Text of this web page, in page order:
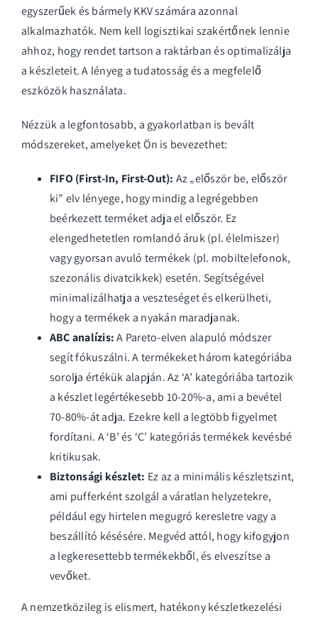
egyszerűek és bármely KKV számára azonnal
alkalmazhatók. Nem kell logisztikai szakértőnek lennie
ahhoz, hogy rendet tartson a raktárban és optimalizálja
a készleteit. A lényeg a tudatosság és a megfelelő
eszközök használata.
Nézzük a legfontosabb, a gyakorlatban is bevált
módszereket, amelyeket Ön is bevezethet:
FIFO (First-In, First-Out): Az „először be, először
ki” elv lényege, hogy mindig a legrégebben
beérkezett terméket adja el először. Ez
elengedhetetlen romlandó áruk (pl. élelmiszer)
vagy gyorsan avuló termékek (pl. mobiltelefonok,
szezonális divatcikkek) esetén. Segítségével
minimalizálhatja a veszteséget és elkerülheti,
hogy a termékek a nyakán maradjanak.
ABC analízis:A Pareto-elven alapuló módszer
segít fókuszálni. A termékeket három kategóriába
sorolja értékük alapján. Az ‘A’ kategóriába tartozik
a készlet legértékesebb 10-20%-a, ami a bevétel
70-80%-át adja. Ezekre kell a legtöbb figyelmet
fordítani. A ‘B’ és ‘C’ kategóriás termékek kevésbé
kritikusak.
Biztonsági készlet: Ez az a minimális készletszint,
ami pufferként szolgál a váratlan helyzetekre,
például egy hirtelen megugró keresletre vagy a
beszállító késésére. Megvéd attól, hogy kifogyjon
a legkeresettebb termékekből, és elveszítse a
vevőket.
A nemzetközileg is elismert, hatékony készletkezelési